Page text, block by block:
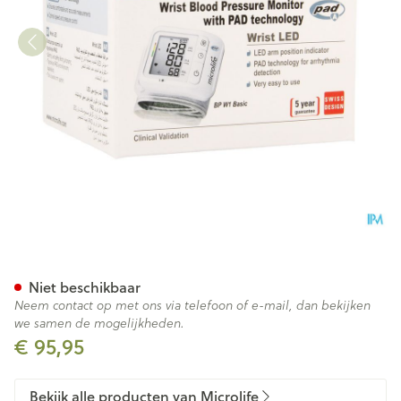
€ 95,95
Niet beschikbaar
Neem contact op met ons via telefoon of e-mail, dan bekijken
we samen de mogelijkheden.
Bekijk alle producten van Microlife